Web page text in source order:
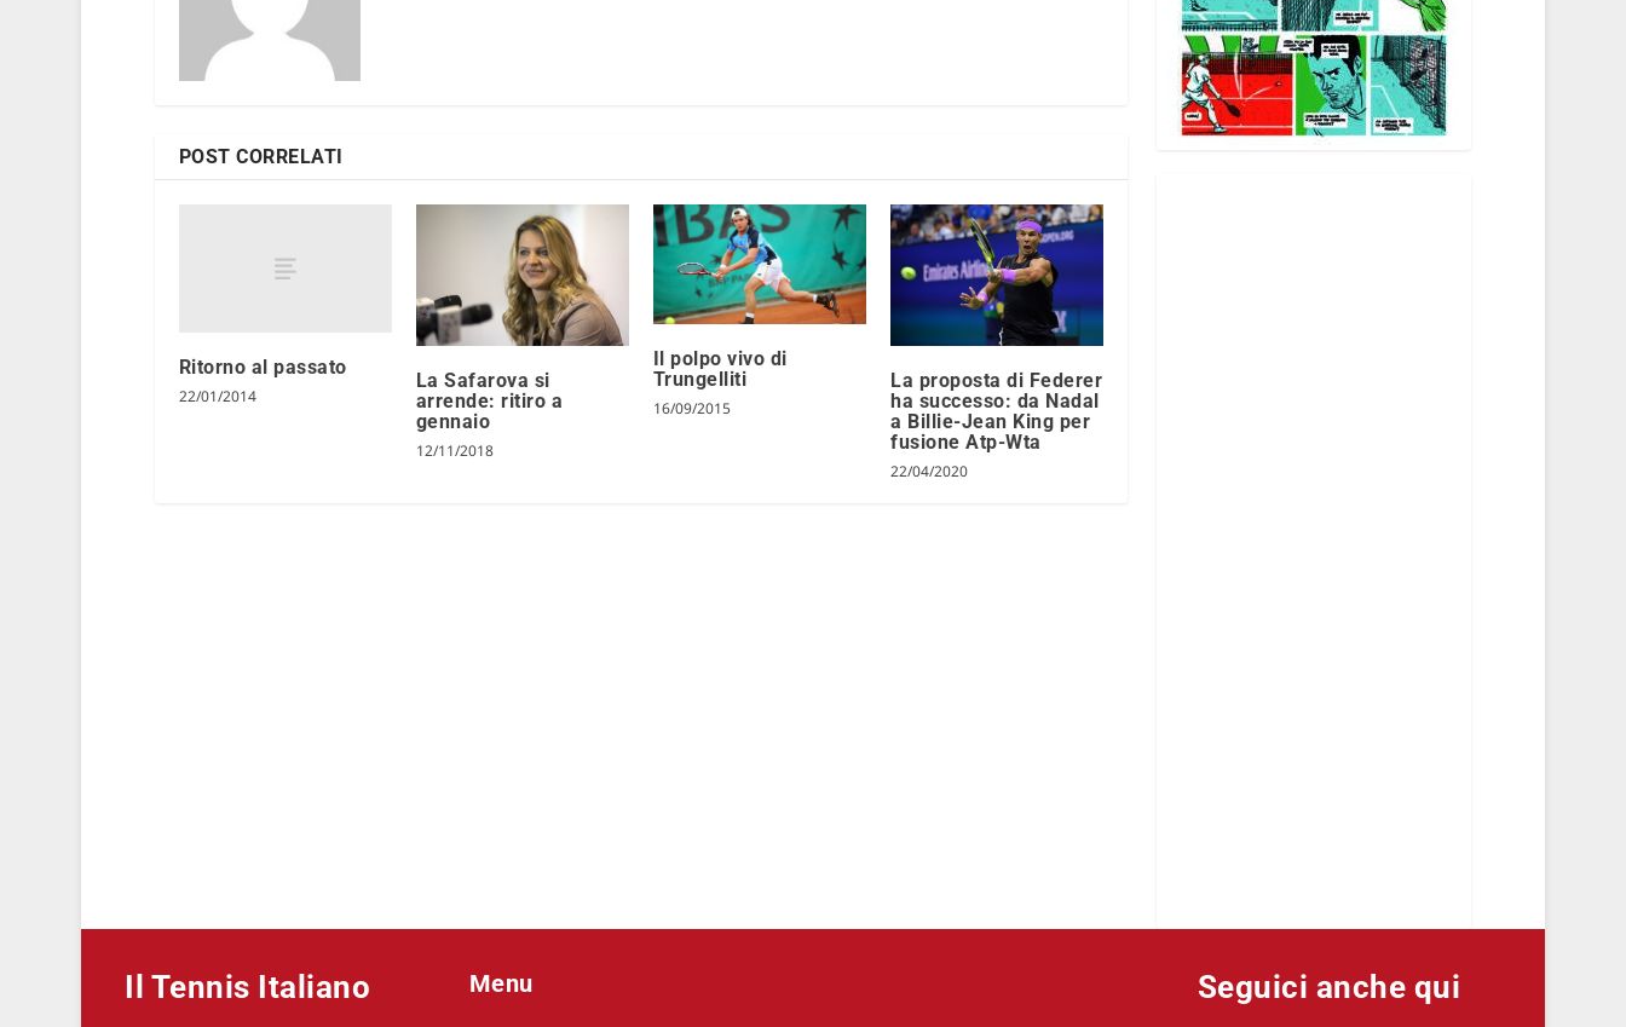
POST CORRELATI
Ritorno al passato
22/01/2014
La Safarova si
arrende: ritiro a
gennaio
12/11/2018
Il polpo vivo di
Trungelliti
16/09/2015
La proposta di Federer
ha successo: da Nadal
a Billie-Jean King per
fusione Atp-Wta
22/04/2020
Il Tennis Italiano Menu Seguici anche qui